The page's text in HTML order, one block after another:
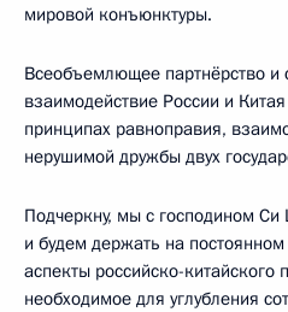
мировой конъюнктуры.
Всеобъемлющее партнёрство и
взаимодействие России и
принципах равноправия,
нерушимой дружбы двух
Подчеркну, мы с господином
и будем держать на
аспекты российско-китайского
необходимое для углубления